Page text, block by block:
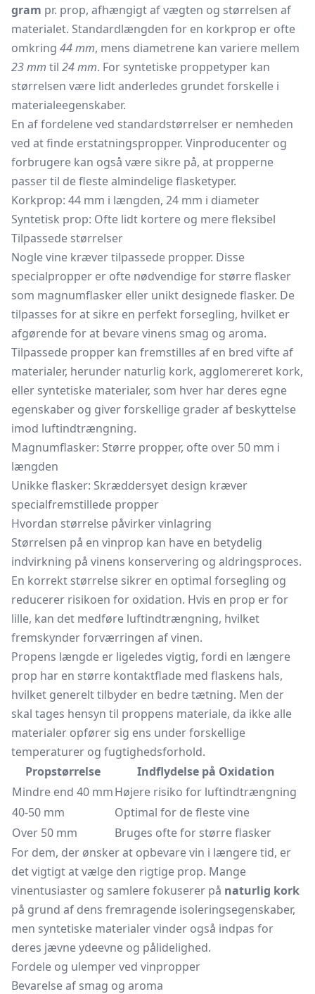
gram pr. prop, afhængigt af vægten og størrelsen af
materialet. Standardlængden for en korkprop er ofte
omkring 44 mm, mens diametrene kan variere mellem
23 mm til 24 mm. For syntetiske proppetyper kan
størrelsen være lidt anderledes grundet forskelle i
materialeegenskaber.
En af fordelene ved standardstørrelser er nemheden
ved at finde erstatningspropper. Vinproducenter og
forbrugere kan også være sikre på, at propperne
passer til de fleste almindelige flasketyper.
Korkprop: 44 mm i længden, 24 mm i diameter
Syntetisk prop: Ofte lidt kortere og mere fleksibel
Tilpassede størrelser
Nogle vine kræver tilpassede propper. Disse
specialpropper er ofte nødvendige for større flasker
som magnumflasker eller unikt designede flasker. De
tilpasses for at sikre en perfekt forsegling, hvilket er
afgørende for at bevare vinens smag og aroma.
Tilpassede propper kan fremstilles af en bred vifte af
materialer, herunder naturlig kork, agglomereret kork,
eller syntetiske materialer, som hver har deres egne
egenskaber og giver forskellige grader af beskyttelse
imod luftindtrængning.
Magnumflasker: Større propper, ofte over 50 mm i
længden
Unikke flasker: Skræddersyet design kræver
specialfremstillede propper
Hvordan størrelse påvirker vinlagring
Størrelsen på en vinprop kan have en betydelig
indvirkning på vinens konservering og aldringsproces.
En korrekt størrelse sikrer en optimal forsegling og
reducerer risikoen for oxidation. Hvis en prop er for
lille, kan det medføre luftindtrængning, hvilket
fremskynder forværringen af vinen.
Propens længde er ligeledes vigtig, fordi en længere
prop har en større kontaktflade med flaskens hals,
hvilket generelt tilbyder en bedre tætning. Men der
skal tages hensyn til proppens materiale, da ikke alle
materialer opfører sig ens under forskellige
temperaturer og fugtighedsforhold.
Propstørrelse
Indflydelse på Oxidation
Mindre end 40 mmHøjere risiko for luftindtrængning
40-50 mm
Optimal for de fleste vine
Over 50 mm
Bruges ofte for større flasker
For dem, der ønsker at opbevare vin i længere tid, er
det vigtigt at vælge den rigtige prop. Mange
vinentusiaster og samlere fokuserer på naturlig kork
på grund af dens fremragende isoleringsegenskaber,
men syntetiske materialer vinder også indpas for
deres jævne ydeevne og pålidelighed.
Fordele og ulemper ved vinpropper
Bevarelse af smag og aroma